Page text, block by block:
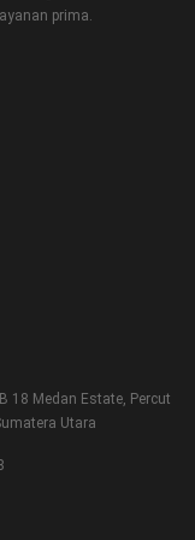
prima.
18 Medan Estate, Percut
Utara